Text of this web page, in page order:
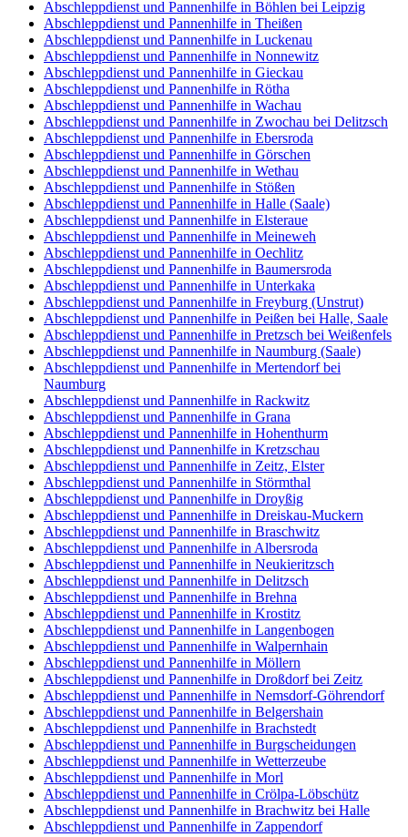
Abschleppdienst und Pannenhilfe in Böhlen bei Leipzig
Abschleppdienst und Pannenhilfe in Theißen
Abschleppdienst und Pannenhilfe in Luckenau
Abschleppdienst und Pannenhilfe in Nonnewitz
Abschleppdienst und Pannenhilfe in Gieckau
Abschleppdienst und Pannenhilfe in Rötha
Abschleppdienst und Pannenhilfe in Wachau
Abschleppdienst und Pannenhilfe in Zwochau bei Delitzsch
Abschleppdienst und Pannenhilfe in Ebersroda
Abschleppdienst und Pannenhilfe in Görschen
Abschleppdienst und Pannenhilfe in Wethau
Abschleppdienst und Pannenhilfe in Stößen
Abschleppdienst und Pannenhilfe in Halle (Saale)
Abschleppdienst und Pannenhilfe in Elsteraue
Abschleppdienst und Pannenhilfe in Meineweh
Abschleppdienst und Pannenhilfe in Oechlitz
Abschleppdienst und Pannenhilfe in Baumersroda
Abschleppdienst und Pannenhilfe in Unterkaka
Abschleppdienst und Pannenhilfe in Freyburg (Unstrut)
Abschleppdienst und Pannenhilfe in Peißen bei Halle, Saale
Abschleppdienst und Pannenhilfe in Pretzsch bei Weißenfels
Abschleppdienst und Pannenhilfe in Naumburg (Saale)
Abschleppdienst und Pannenhilfe in Mertendorf bei
Naumburg
Abschleppdienst und Pannenhilfe in Rackwitz
Abschleppdienst und Pannenhilfe in Grana
Abschleppdienst und Pannenhilfe in Hohenthurm
Abschleppdienst und Pannenhilfe in Kretzschau
Abschleppdienst und Pannenhilfe in Zeitz, Elster
Abschleppdienst und Pannenhilfe in Störmthal
Abschleppdienst und Pannenhilfe in Droyßig
Abschleppdienst und Pannenhilfe in Dreiskau-Muckern
Abschleppdienst und Pannenhilfe in Braschwitz
Abschleppdienst und Pannenhilfe in Albersroda
Abschleppdienst und Pannenhilfe in Neukieritzsch
Abschleppdienst und Pannenhilfe in Delitzsch
Abschleppdienst und Pannenhilfe in Brehna
Abschleppdienst und Pannenhilfe in Krostitz
Abschleppdienst und Pannenhilfe in Langenbogen
Abschleppdienst und Pannenhilfe in Walpernhain
Abschleppdienst und Pannenhilfe in Möllern
Abschleppdienst und Pannenhilfe in Droßdorf bei Zeitz
Abschleppdienst und Pannenhilfe in Nemsdorf-Göhrendorf
Abschleppdienst und Pannenhilfe in Belgershain
Abschleppdienst und Pannenhilfe in Brachstedt
Abschleppdienst und Pannenhilfe in Burgscheidungen
Abschleppdienst und Pannenhilfe in Wetterzeube
Abschleppdienst und Pannenhilfe in Morl
Abschleppdienst und Pannenhilfe in Crölpa-Löbschütz
Abschleppdienst und Pannenhilfe in Brachwitz bei Halle
Abschleppdienst und Pannenhilfe in Zappendorf